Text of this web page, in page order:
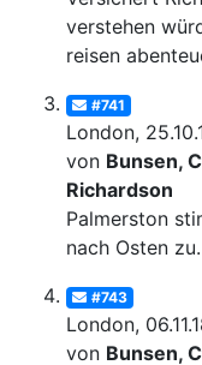
verstehen
reisen
#741
London,
von Bunsen,
Richardson
Palmerston
nach Osten zu.
#743
London,
von Bunsen,